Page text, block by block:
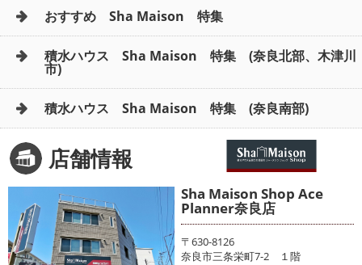
おすすめ Sha Maison 特集
積水ハウス Sha Maison 特集 (奈良北部、木津川
市)
積水ハウス Sha Maison 特集 (奈良南部)
店舗情報
Sha Maison Shop Ace
Planner奈良店
〒630-8126
奈良市三条栄町7-2 １階